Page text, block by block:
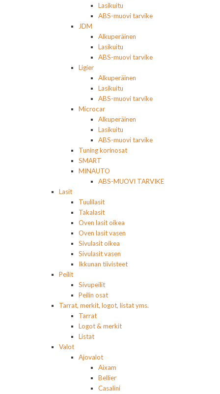
Lasikuitu
ABS-muovi tarvike
JDM
Alkuperäinen
Lasikuitu
ABS-muovi tarvike
Ligier
Alkuperäinen
Lasikuitu
ABS-muovi tarvike
Microcar
Alkuperäinen
Lasikuitu
ABS-muovi tarvike
Tuning korinosat
SMART
MINAUTO
ABS-MUOVI TARVIKE
Lasit
Tuulilasit
Takalasit
Oven lasit oikea
Oven lasit vasen
Sivulasit oikea
Sivulasit vasen
Ikkunan tiivisteet
Peilit
Sivupeilit
Peilin osat
Tarrat, merkit, logot, listat yms.
Tarrat
Logot & merkit
Listat
Valot
Ajovalot
Aixam
Bellier
Casalini